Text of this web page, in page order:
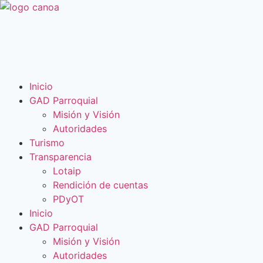
Inicio
GAD Parroquial
Misión y Visión
Autoridades
Turismo
Transparencia
Lotaip
Rendición de cuentas
PDyOT
Inicio
GAD Parroquial
Misión y Visión
Autoridades